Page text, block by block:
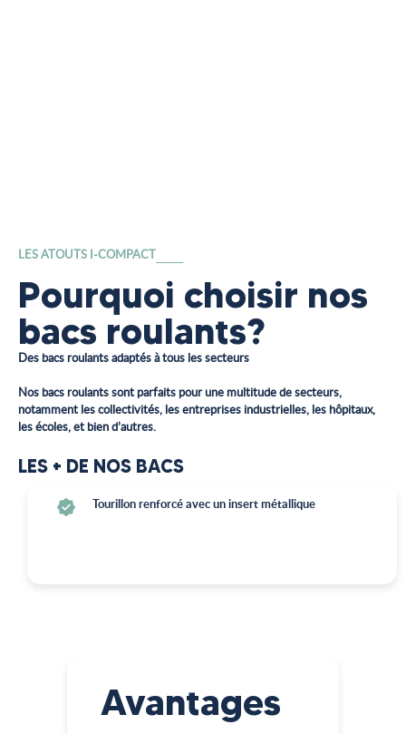
LES ATOUTS I-COMPACT
Pourquoi choisir nos
bacs roulants?
Des bacs roulants adaptés à tous les secteurs
Nos bacs roulants sont parfaits pour une multitude de secteurs,
notamment les collectivités, les entreprises industrielles, les hôpitaux,
les écoles, et bien d’autres.
LES + DE NOS BACS
Tourillon renforcé avec un insert métallique
Avantages